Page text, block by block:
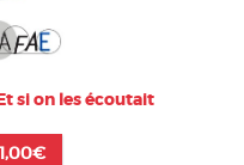
si on les écoutait
€